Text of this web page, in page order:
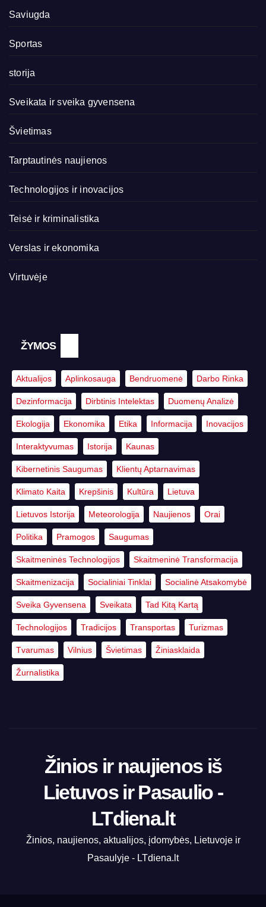
Saviugda
Sportas
storija
Sveikata ir sveika gyvensena
Švietimas
Tarptautinės naujienos
Technologijos ir inovacijos
Teisė ir kriminalistika
Verslas ir ekonomika
Virtuvėje
ŽYMOS
Aktualijos Aplinkosauga Bendruomenė Darbo Rinka
Dezinformacija Dirbtinis Intelektas Duomenų Analizė
Ekologija Ekonomika Etika Informacija Inovacijos
Interaktyvumas Istorija Kaunas
Kibernetinis Saugumas Klientų Aptarnavimas
Klimato Kaita Krepšinis Kultūra Lietuva
Lietuvos Istorija Meteorologija Naujienos Orai
Politika Pramogos Saugumas
Skaitmeninės Technologijos Skaitmeninė Transformacija
Skaitmenizacija Socialiniai Tinklai Socialinė Atsakomybė
Sveika Gyvensena Sveikata Tad Kitą Kartą
Technologijos Tradicijos Transportas Turizmas
Tvarumas Vilnius Švietimas Žiniasklaida
Žurnalistika
Žinios ir naujienos iš
Lietuvos ir Pasaulio -
LTdiena.lt
Žinios, naujienos, aktualijos, įdomybės, Lietuvoje ir
Pasaulyje - LTdiena.lt